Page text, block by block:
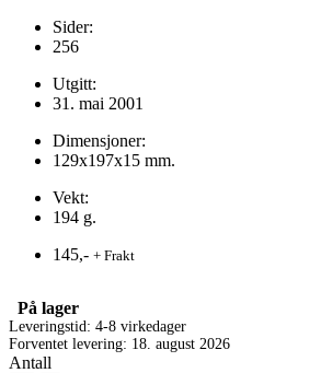
Sider:
256
Utgitt:
31. mai 2001
Dimensjoner:
129x197x15 mm.
Vekt:
194 g.
145,- + Frakt
På lager
Leveringstid: 4-8 virkedager
Forventet levering: 18. august 2026
Antall